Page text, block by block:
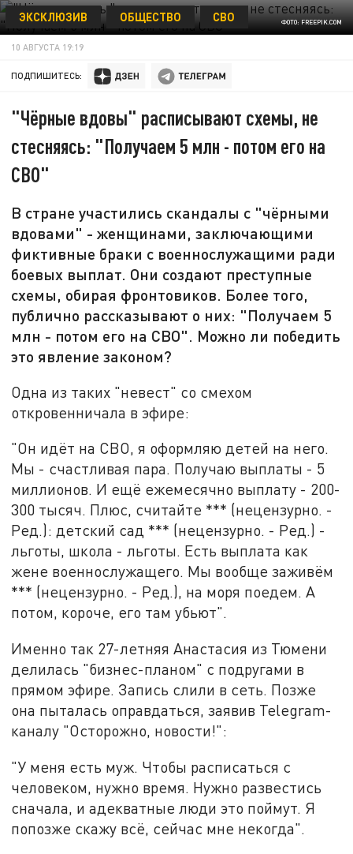
ФОТО: FREEPIK.COM
ЭКСКЛЮЗИВ ОБЩЕСТВО СВО
10 АВГУСТА 19:19
ПОДПИШИТЕСЬ:
"Чёрные вдовы" расписывают схемы, не
стесняясь: "Получаем 5 млн - потом его на
СВО"
В стране участились скандалы с "чёрными
вдовами" - женщинами, заключающими
фиктивные браки с военнослужащими ради
боевых выплат. Они создают преступные
схемы, обирая фронтовиков. Более того,
публично рассказывают о них: "Получаем 5
млн - потом его на СВО". Можно ли победить
это явление законом?
Одна из таких "невест" со смехом
откровенничала в эфире:
"Он идёт на СВО, я оформляю детей на него.
Мы - счастливая пара. Получаю выплаты - 5
миллионов. И ещё ежемесячно выплату - 200-
300 тысяч. Плюс, считайте *** (нецензурно. -
Ред.): детский сад *** (нецензурно. - Ред.) -
льготы, школа - льготы. Есть выплата как
жене военнослужащего. Мы вообще заживём
*** (нецензурно. - Ред.), на моря поедем. А
потом, короче, его там убьют".
Именно так 27-летняя Анастасия из Тюмени
делилась "бизнес-планом" с подругами в
прямом эфире. Запись слили в сеть. Позже
она пыталась оправдаться, заявив Telegram-
каналу "Осторожно, новости!":
"У меня есть муж. Чтобы расписаться с
человеком, нужно время. Нужно развестись
сначала, и адекватные люди это поймут. Я
попозже скажу всё, сейчас мне некогда".